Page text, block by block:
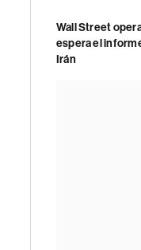
Wall Street
espera el
Irán